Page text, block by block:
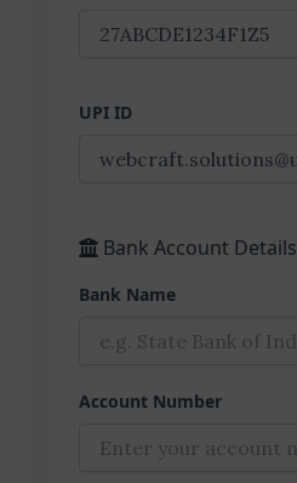
UPI ID
Bank Account Details
Bank Name
Account Number